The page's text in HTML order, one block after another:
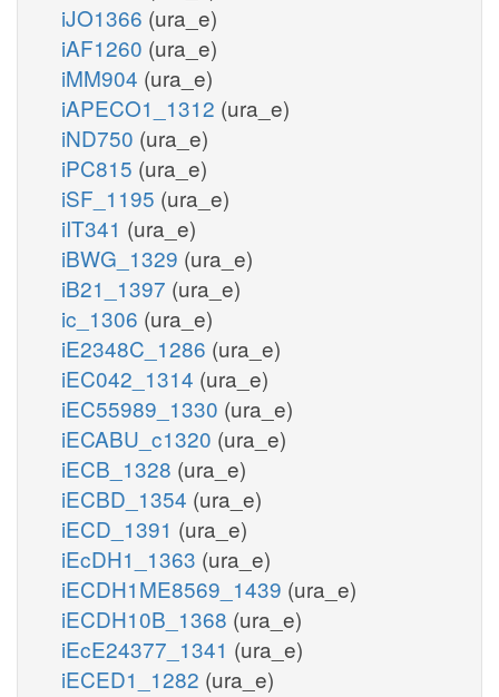
iJO1366 (ura_e)
iAF1260 (ura_e)
iMM904 (ura_e)
iAPECO1_1312 (ura_e)
iND750 (ura_e)
iPC815 (ura_e)
iSF_1195 (ura_e)
iIT341 (ura_e)
iBWG_1329 (ura_e)
iB21_1397 (ura_e)
ic_1306 (ura_e)
iE2348C_1286 (ura_e)
iEC042_1314 (ura_e)
iEC55989_1330 (ura_e)
iECABU_c1320 (ura_e)
iECB_1328 (ura_e)
iECBD_1354 (ura_e)
iECD_1391 (ura_e)
iEcDH1_1363 (ura_e)
iECDH1ME8569_1439 (ura_e)
iECDH10B_1368 (ura_e)
iEcE24377_1341 (ura_e)
iECED1_1282 (ura_e)